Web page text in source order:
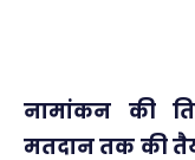
नामांकन की
मतदान तक की